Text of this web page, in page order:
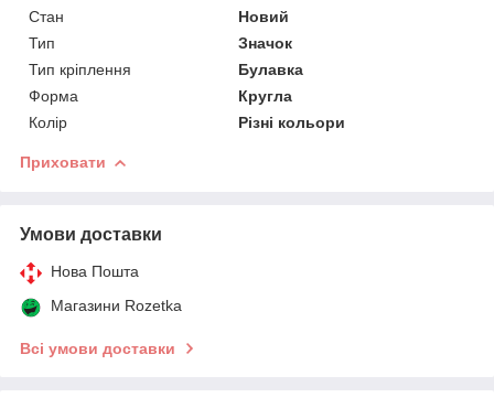
Стан
Новий
Тип
Значок
Тип кріплення
Булавка
Форма
Кругла
Колір
Різні кольори
Приховати
Умови доставки
Нова Пошта
Магазини Rozetka
Всі умови доставки